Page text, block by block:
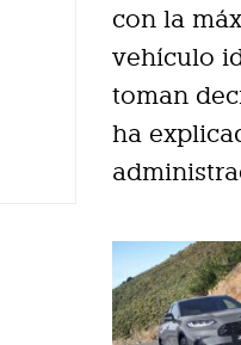
con la
vehículo
toman
ha